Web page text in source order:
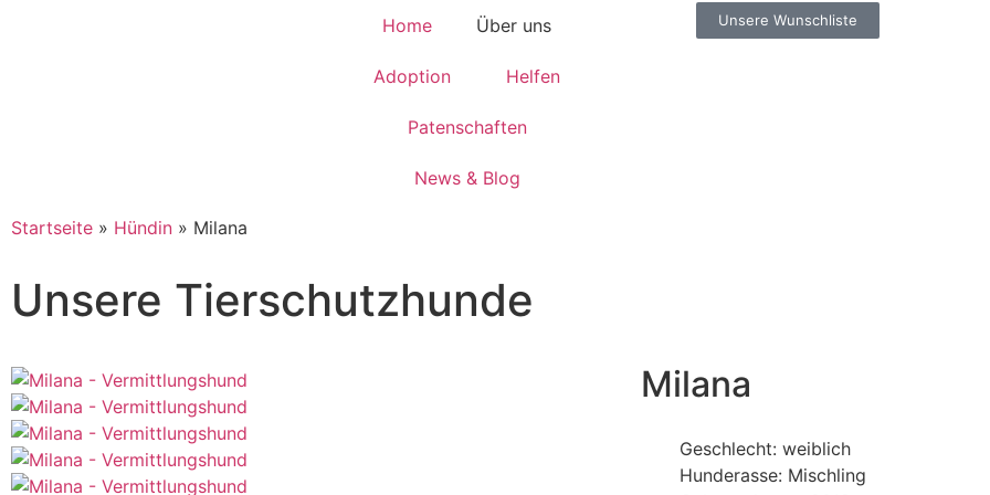
Home Über uns
Adoption Helfen
Patenschaften
News & Blog
Unsere Wunschliste
Startseite » Hündin » Milana
Unsere Tierschutzhunde
Milana
Geschlecht: weiblich
Hunderasse: Mischling